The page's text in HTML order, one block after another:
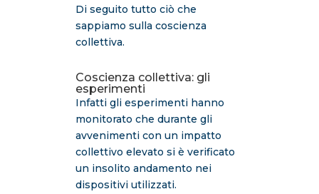
Di seguito tutto ciò che
sappiamo sulla coscienza
collettiva.
Coscienza collettiva: gli
esperimenti
Infatti gli esperimenti hanno
monitorato che durante gli
avvenimenti con un impatto
collettivo elevato si è verificato
un insolito andamento nei
dispositivi utilizzati.